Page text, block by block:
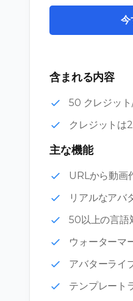
今
含まれる内容
50 クレジッ
クレジットは
主な機能
URLから動画
リアルなアバ
50以上の言語
ウォーターマ
アバターライ
テンプレート